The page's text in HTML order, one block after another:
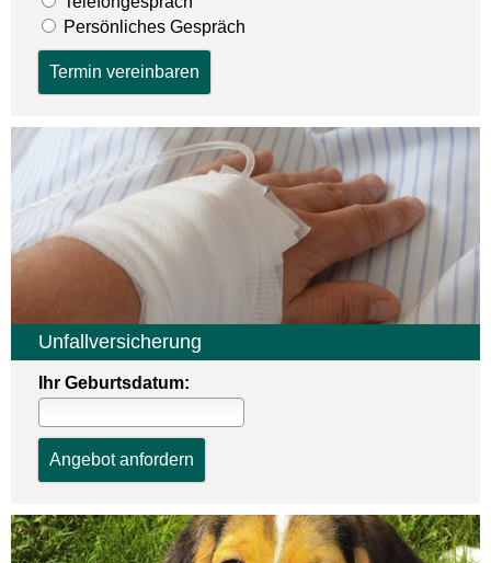
Persönliches Gespräch
Unfall­ver­si­che­rung
Ihr Geburts­datum: